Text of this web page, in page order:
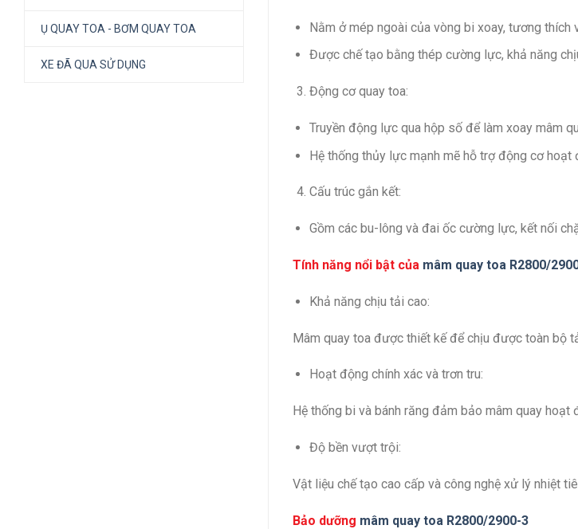
Ụ QUAY TOA - BƠM QUAY TOA
XE ĐÃ QUA SỬ DỤNG
Nằm ở mép ngoài của vòng bi xoay, tương thích
Được chế tạo bằng thép cường lực, khả năng
Động cơ quay toa:
Truyền động lực qua hộp số để làm xoay mâm
Hệ thống thủy lực mạnh mẽ hỗ trợ động cơ
Cấu trúc gắn kết:
Gồm các bu-lông và đai ốc cường lực, kết nối
Tính năng nổi bật của mâm quay toa R2800/
Khả năng chịu tải cao:
Mâm quay toa được thiết kế để chịu được toàn bộ
Hoạt động chính xác và trơn tru:
Hệ thống bi và bánh răng đảm bảo mâm quay hoạt
Độ bền vượt trội:
Vật liệu chế tạo cao cấp và công nghệ xử lý nhiệt
Bảo dưỡng mâm quay toa R2800/2900-3